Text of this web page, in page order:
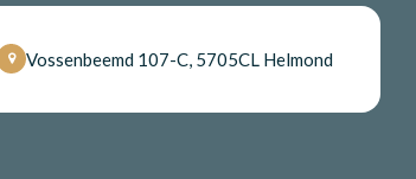
Vossenbeemd 107-C, 5705CL Helmond